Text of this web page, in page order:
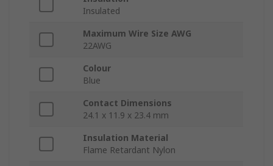
Insulated
Maximum Wire Size AWG
22AWG
Colour
Blue
Contact Dimensions
24.1 x 11.9 x 23.4 mm
Insulation Material
Flame Retardant Nylon